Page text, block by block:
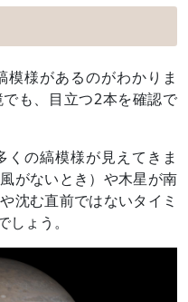
模様があるのがわかりま
も、目立つ2本を確認で
くの縞模様が見えてきま
がないとき）や木星が南
沈む直前ではないタイミ
ょう。